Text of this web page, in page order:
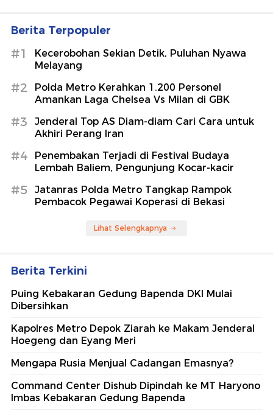
Berita Terpopuler
#1
Kecerobohan Sekian Detik, Puluhan Nyawa
Melayang
#2
Polda Metro Kerahkan 1.200 Personel
Amankan Laga Chelsea Vs Milan di GBK
#3
Jenderal Top AS Diam-diam Cari Cara untuk
Akhiri Perang Iran
#4
Penembakan Terjadi di Festival Budaya
Lembah Baliem, Pengunjung Kocar-kacir
#5
Jatanras Polda Metro Tangkap Rampok
Pembacok Pegawai Koperasi di Bekasi
Lihat Selengkapnya
Berita Terkini
Puing Kebakaran Gedung Bapenda DKI Mulai
Dibersihkan
Kapolres Metro Depok Ziarah ke Makam Jenderal
Hoegeng dan Eyang Meri
Mengapa Rusia Menjual Cadangan Emasnya?
Command Center Dishub Dipindah ke MT Haryono
Imbas Kebakaran Gedung Bapenda